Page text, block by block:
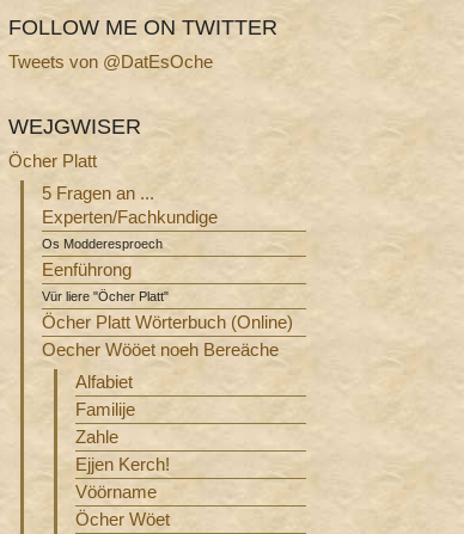
FOLLOW ME ON TWITTER
Tweets von @DatEsOche
WEJGWISER
Öcher Platt
5 Fragen an ...
Experten/Fachkundige
Os Modderesproech
Eenführong
Vür liere "Öcher Platt"
Öcher Platt Wörterbuch (Online)
Oecher Wööet noeh Bereäche
Alfabiet
Familije
Zahle
Ejjen Kerch!
Vöörname
Öcher Wöet